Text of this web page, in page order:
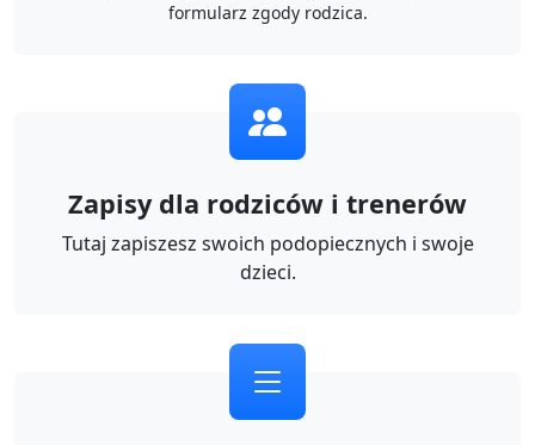
formularz zgody rodzica.
Zapisy dla rodziców i trenerów
Tutaj zapiszesz swoich podopiecznych i swoje
dzieci.